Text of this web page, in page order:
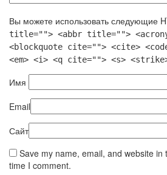
Вы можете использовать следующие
title=""> <abbr title="">
<blockquote cite=""> <cite>
<em> <i> <q cite=""> <s>
Имя
Email
Сайт
Save my name, email, and website
time I comment.